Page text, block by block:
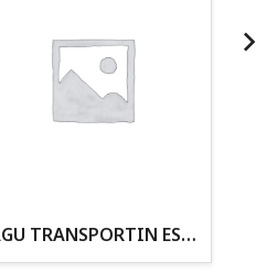
YAGU TRANSPORTIN ESPUMA CAMUFLAJE Nº1 36x30x28